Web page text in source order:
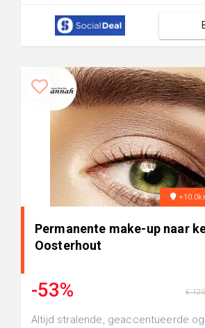
Permanente make-up naar
Oosterhout
-53% €
Altijd stralende, geaccentueerde